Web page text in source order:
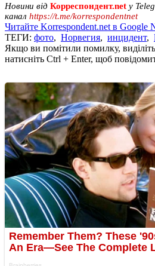
Новини від Корреспондент.net у
канал https://t.me/korrespondentnet
Читайте Korrespondent.net в Google
ТЕГИ: фото, Норвегия, инцидент,
Якщо ви помітили помилку, виділіть
натисніть Ctrl + Enter, щоб